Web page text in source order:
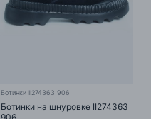
Ботинки II274363 906
Ботинки на шнуровке II274363